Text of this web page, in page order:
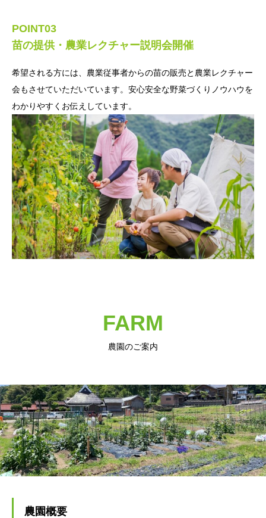
POINT03
苗の提供・農業レクチャー説明会開催
希望される方には、農業従事者からの苗の販売と農業レクチャー
会もさせていただいています。安心安全な野菜づくりノウハウを
わかりやすくお伝えしています。
FARM
農園のご案内
農園概要